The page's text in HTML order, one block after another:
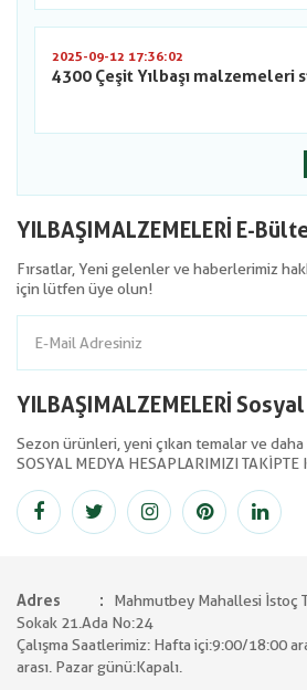
2025-09-12 17:36:02
4300 Çeşit Yılbaşı malzemeleri
YILBAŞIMALZEMELERİ E-
Fırsatlar, Yeni gelenler ve haberlerimiz
için lütfen üye olun!
YILBAŞIMALZEMELERİ
Sezon ürünleri, yeni çıkan temalar ve daha
SOSYAL MEDYA HESAPLARIMIZI TAKİPTE
Adres
Mahmutbey Mahallesi İstoç
Sokak 21.Ada No:24
Çalışma Saatlerimiz: Hafta içi:9:00/18:00
arası. Pazar günü:Kapalı.